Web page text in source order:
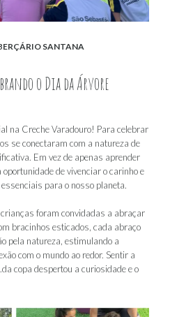
SANTANA
o Dia da Árvore
na Creche Varadouro! Para celebrar
se conectaram com a natureza de
Em vez de apenas aprender
de vivenciar o carinho e
para o nosso planeta.
foram convidadas a abraçar
bracinhos esticados, cada abraço
pela natureza, estimulando a
com o mundo ao redor. Sentir a
copa despertou a curiosidade e o